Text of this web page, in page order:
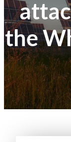
the